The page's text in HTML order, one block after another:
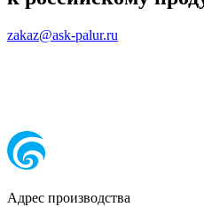
zakaz@ask-palur.ru
Адрес производства